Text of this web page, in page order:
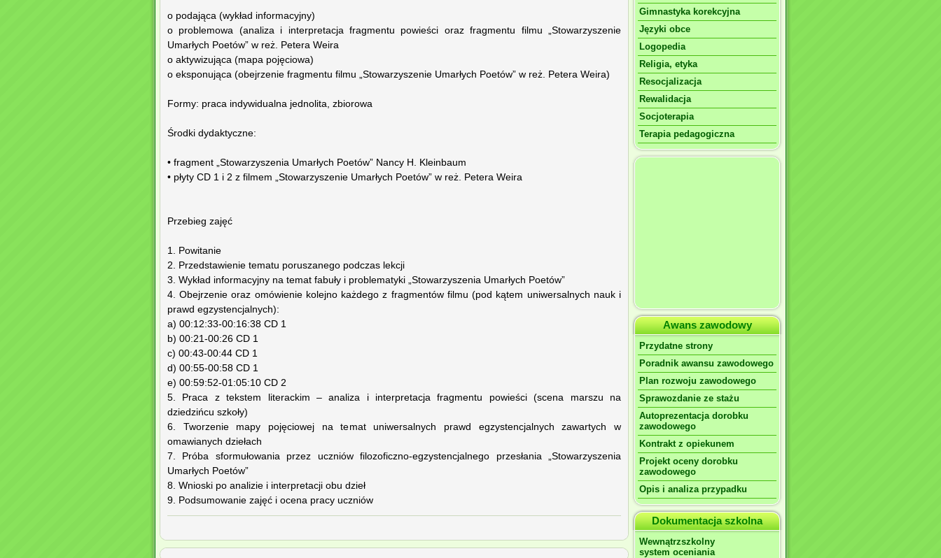
o podająca (wykład informacyjny)
o problemowa (analiza i interpretacja fragmentu powieści oraz fragmentu filmu „Stowarzyszenie
Umarłych Poetów” w reż. Petera Weira
o aktywizująca (mapa pojęciowa)
o eksponująca (obejrzenie fragmentu filmu „Stowarzyszenie Umarłych Poetów” w reż. Petera Weira)
Formy: praca indywidualna jednolita, zbiorowa
Środki dydaktyczne:
• fragment „Stowarzyszenia Umarłych Poetów” Nancy H. Kleinbaum
• płyty CD 1 i 2 z filmem „Stowarzyszenie Umarłych Poetów” w reż. Petera Weira
Przebieg zajęć
1. Powitanie
2. Przedstawienie tematu poruszanego podczas lekcji
3. Wykład informacyjny na temat fabuły i problematyki „Stowarzyszenia Umarłych Poetów”
4. Obejrzenie oraz omówienie kolejno każdego z fragmentów filmu (pod kątem uniwersalnych nauk i
prawd egzystencjalnych):
a) 00:12:33-00:16:38 CD 1
b) 00:21-00:26 CD 1
c) 00:43-00:44 CD 1
d) 00:55-00:58 CD 1
e) 00:59:52-01:05:10 CD 2
5. Praca z tekstem literackim – analiza i interpretacja fragmentu powieści (scena marszu na
dziedzińcu szkoły)
6. Tworzenie mapy pojęciowej na temat uniwersalnych prawd egzystencjalnych zawartych w
omawianych dziełach
7. Próba sformułowania przez uczniów filozoficzno-egzystencjalnego przesłania „Stowarzyszenia
Umarłych Poetów”
8. Wnioski po analizie i interpretacji obu dzieł
9. Podsumowanie zajęć i ocena pracy uczniów
Gimnastyka korekcyjna
Języki obce
Logopedia
Religia, etyka
Resocjalizacja
Rewalidacja
Socjoterapia
Terapia pedagogiczna
Awans zawodowy
Przydatne strony
Poradnik awansu zawodowego
Plan rozwoju zawodowego
Sprawozdanie ze stażu
Autoprezentacja dorobku
zawodowego
Kontrakt z opiekunem
Projekt oceny dorobku
zawodowego
Opis i analiza przypadku
Dokumentacja szkolna
Wewnątrzszkolny
system oceniania